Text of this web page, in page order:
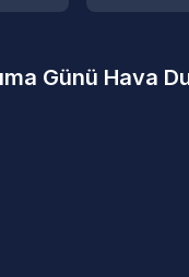
Günü Hava